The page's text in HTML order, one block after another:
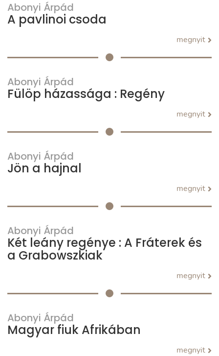
Abonyi Árpád
A pavlinoi csoda
megnyit
Abonyi Árpád
Fülöp házassága : Regény
megnyit
Abonyi Árpád
Jön a hajnal
megnyit
Abonyi Árpád
Két leány regénye : A Fráterek és
a Grabowszkiak
megnyit
Abonyi Árpád
Magyar fiuk Afrikában
megnyit